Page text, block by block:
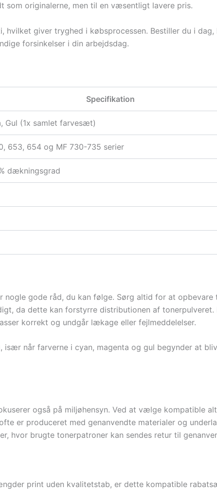
som originalerne, men til en væsentligt lavere pris.
hvilket giver tryghed i købsprocessen. Bestiller du i
forsinkelser i din arbejdsdag.
Specifikation
Gul (1x samlet farvesæt)
653, 654 og MF 730-735 serier
dækningsgrad
nogle gode råd, du kan følge. Sørg altid for at
da dette kan forstyrre distributionen af tonerpulveret.
korrekt og undgår lækage eller fejlmeddelelser.
når farverne i cyan, magenta og gul begynder at
også på miljøhensyn. Ved at vælge kompatible
er produceret med genanvendte materialer og
hvor brugte tonerpatroner kan sendes retur til
print uden kvalitetstab, er dette kompatible